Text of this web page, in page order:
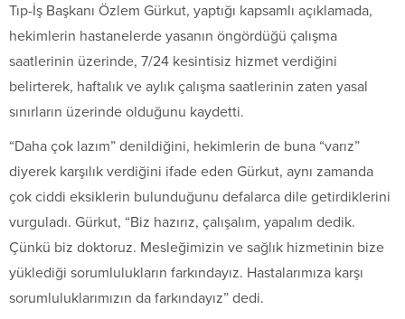
Tıp-İş Başkanı Özlem Gürkut, yaptığı kapsamlı açıklamada,
hekimlerin hastanelerde yasanın öngördüğü çalışma
saatlerinin üzerinde, 7/24 kesintisiz hizmet verdiğini
belirterek, haftalık ve aylık çalışma saatlerinin zaten yasal
sınırların üzerinde olduğunu kaydetti.
“Daha çok lazım” denildiğini, hekimlerin de buna “varız”
diyerek karşılık verdiğini ifade eden Gürkut, aynı zamanda
çok ciddi eksiklerin bulunduğunu defalarca dile getirdiklerini
vurguladı. Gürkut, “Biz hazırız, çalışalım, yapalım dedik.
Çünkü biz doktoruz. Mesleğimizin ve sağlık hizmetinin bize
yüklediği sorumlulukların farkındayız. Hastalarımıza karşı
sorumluluklarımızın da farkındayız” dedi.